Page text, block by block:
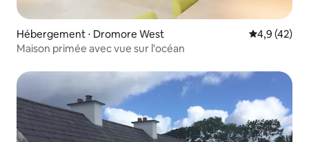
Hébergement ⋅ Dromore West Évaluation
4,9 (42)
Maison primée avec vue sur l'océan